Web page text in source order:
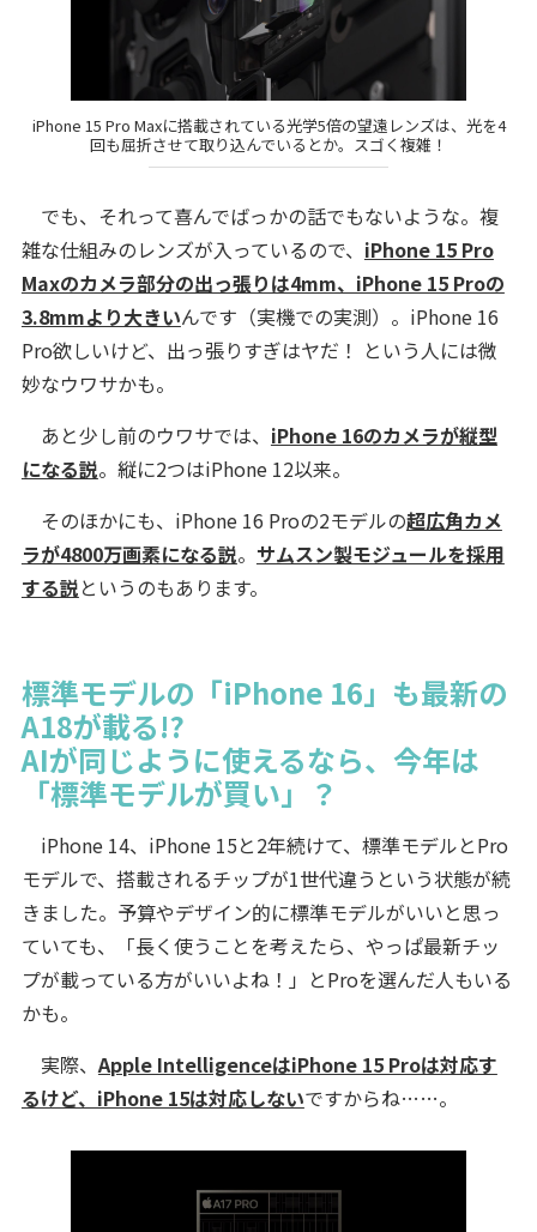
iPhone 15 Pro Maxに搭載されている光学5倍の望遠レンズは、光を4
回も屈折させて取り込んでいるとか。スゴく複雑！
でも、それって喜んでばっかの話でもないような。複
雑な仕組みのレンズが入っているので、 iPhone 15 Pro
Maxのカメラ部分の出っ張りは4mm、iPhone 15 Proの
3.8mmより大きいんです（実機での実測）。iPhone 16
Pro欲しいけど、出っ張りすぎはヤだ！ という人には微
妙なウワサかも。
あと少し前のウワサでは、 iPhone 16のカメラが縦型
になる説。縦に2つはiPhone 12以来。
そのほかにも、iPhone 16 Proの2モデルの超広角カメ
ラが4800万画素になる説。 サムスン製モジュールを採用
する説というのもあります。
標準モデルの「iPhone 16」も最新の
A18が載る!?
AIが同じように使えるなら、今年は
「標準モデルが買い」？
iPhone 14、iPhone 15と2年続けて、標準モデルとPro
モデルで、搭載されるチップが1世代違うという状態が続
きました。予算やデザイン的に標準モデルがいいと思っ
ていても、「長く使うことを考えたら、やっぱ最新チッ
プが載っている方がいいよね！」とProを選んだ人もいる
かも。
実際、 Apple IntelligenceはiPhone 15 Proは対応す
るけど、iPhone 15は対応しないですからね……。